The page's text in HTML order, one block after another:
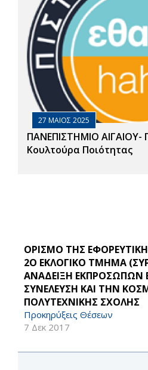
27 ΜΑΙΟΣ 2025
ΠΑΝΕΠΙΣΤΗΜΙΟ ΑΙΓΑΙΟΥ-
Κουλτούρα Ποιότητας
ΟΡΙΣΜΟ ΤΗΣ
2Ο ΕΚΛΟΓΙΚΟ ΤΜΗΜΑ
ΑΝΑΔΕΙΞΗ ΕΚΠΡΟΣΩΠΩΝ
ΣΥΝΕΛΕΥΣΗ ΚΑΙ ΤΗΝ
ΠΟΛΥΤΕΧΝΙΚΗΣ ΣΧΟΛΗΣ
Προκηρύξεις Θέσεων
7 Δεκ 2017